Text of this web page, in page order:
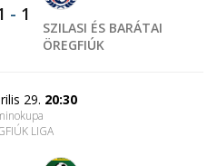
- 1
SZILASI ÉS BARÁTAI
ÖREGFIÚK
29. 20:30
LIGA